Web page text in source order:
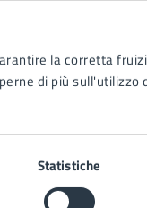
la corretta
di più sull'utilizzo
Statistiche
su questa